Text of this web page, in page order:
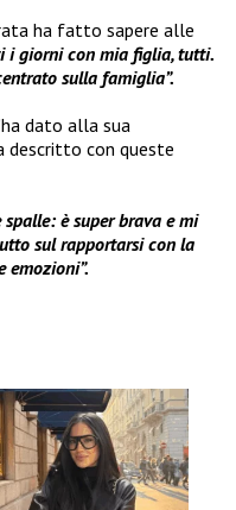
ha fatto sapere alle
i giorni con mia figlia, tutti.
sulla famiglia”.
dato alla sua
descritto con queste
è super brava e mi
sul rapportarsi con la
emozioni”.